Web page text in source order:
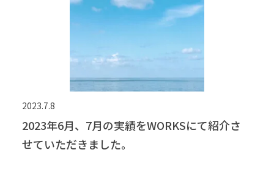
2023.7.8
2023年6月、7月の実績をWORKSにて紹介さ
せていただきました。